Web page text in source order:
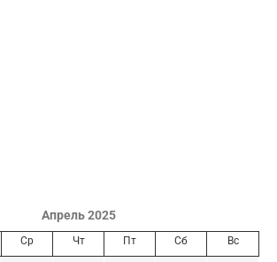
Апрель 2025
Ср Чт Пт Сб Вс